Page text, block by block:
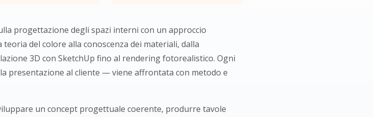
progettazione degli spazi interni con un approccio
del colore alla conoscenza dei materiali, dalla
3D con SketchUp fino al rendering fotorealistico. Ogni
presentazione al cliente — viene affrontata con metodo e
un concept progettuale coerente, produrre tavole